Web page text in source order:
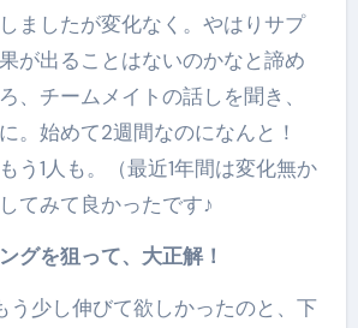
ましたが変化なく。やはりサプ
が出ることはないのかなと諦め
、チームメイトの話しを聞き、
。始めて2週間なのになんと！
う1人も。（最近1年間は変化無か
てみて良かったです♪
グを狙って、大正解！
う少し伸びて欲しかったのと、下